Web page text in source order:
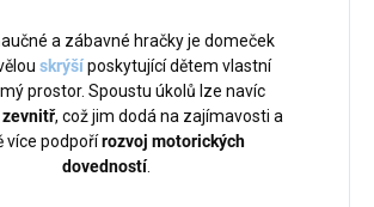
a zábavné hračky je domeček
skrýšíposkytující dětem vlastní
prostor. Spoustu úkolů lze navíc
zevnitř, což jim dodá na zajímavosti a
více podpořírozvoj motorických
dovedností.